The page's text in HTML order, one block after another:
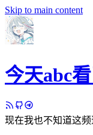
Skip to main content
今天abc
现在我也不知道这